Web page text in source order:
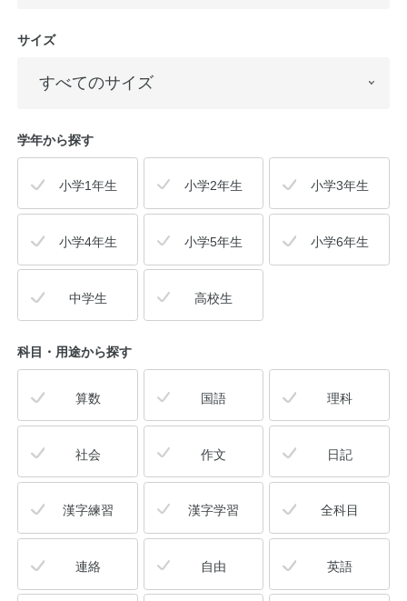
サイズ
学年から探す
小学1年生 小学2年生 小学3年生
小学4年生 小学5年生 小学6年生
中学生 高校生
科目・用途から探す
算数 国語 理科
社会 作文 日記
漢字練習 漢字学習 全科目
連絡 自由 英語